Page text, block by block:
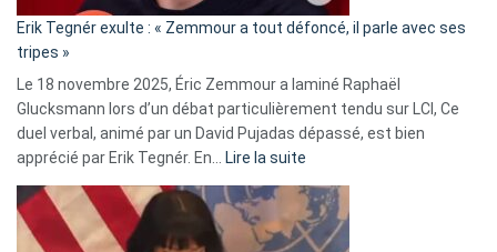
«
C’est
fake
news
»
Erik Tegnér exulte : « Zemmour a tout défoncé, il parle avec ses
tripes »
Le 18 novembre 2025, Éric Zemmour a laminé Raphaël
Glucksmann lors d’un débat particulièrement tendu sur LCI, Ce
duel verbal, animé par un David Pujadas dépassé, est bien
apprécié par Erik Tegnér. En… Lire la suite
Tegnér
exulte